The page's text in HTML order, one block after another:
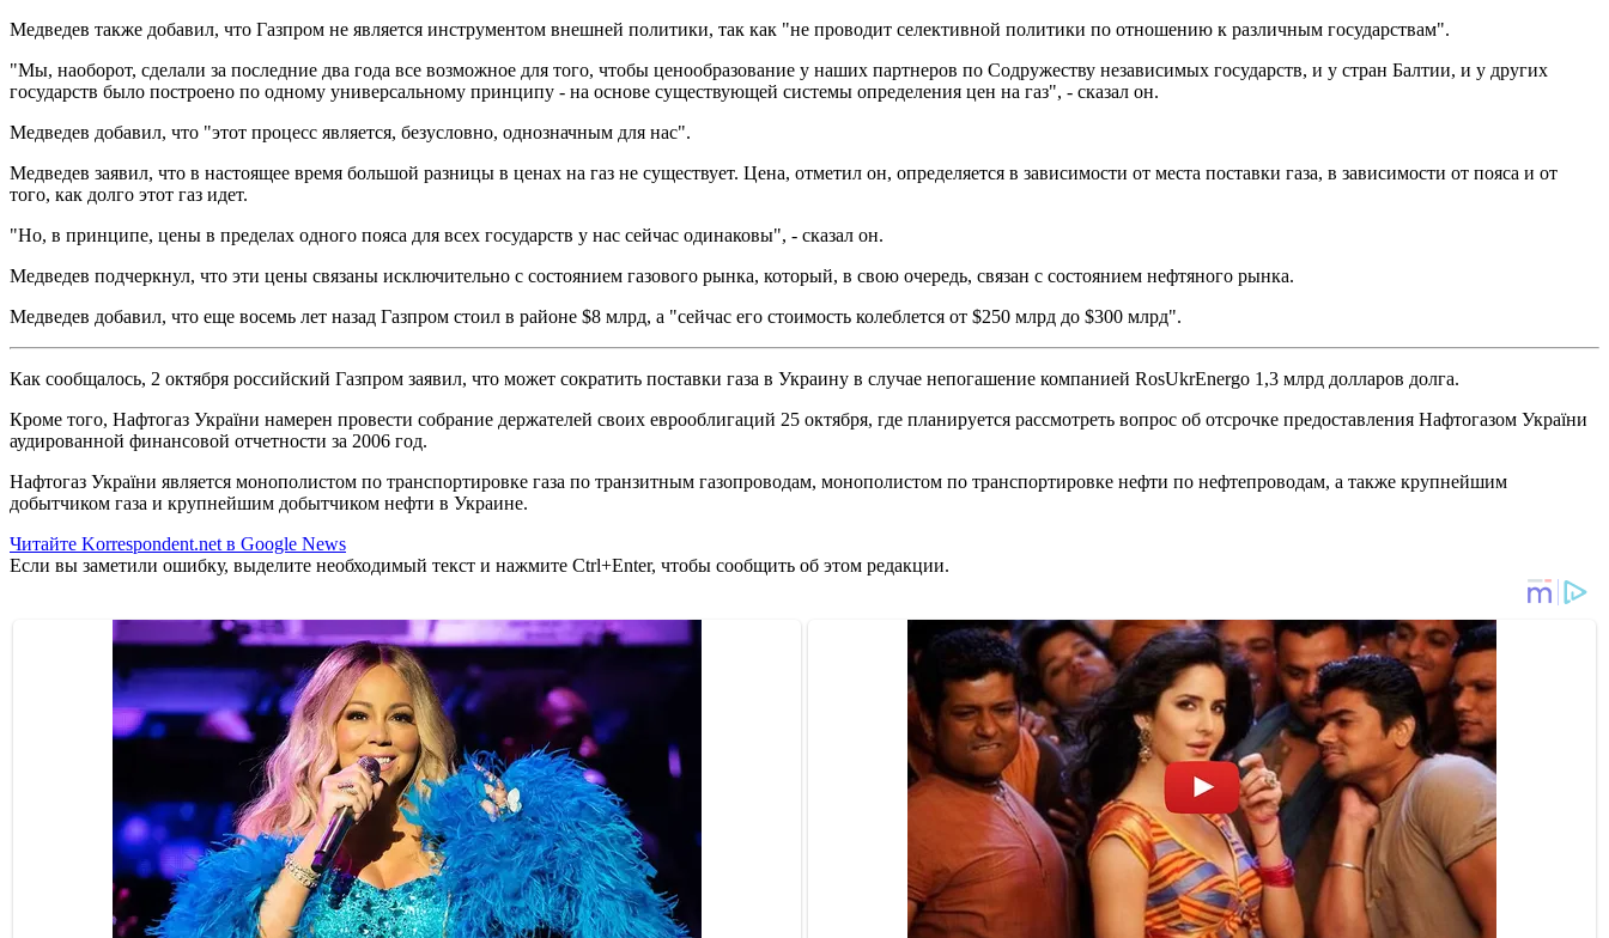
Медведев также добавил, что Газпром не является инструментом внешней политики, так как "не проводит селективной политики по отношению к различным государствам".
"Мы, наоборот, сделали за последние два года все возможное для того, чтобы ценообразование у наших партнеров по Содружеству независимых государств, и у стран Балтии, и у других
государств было построено по одному универсальному принципу - на основе существующей системы определения цен на газ", - сказал он.
Медведев добавил, что "этот процесс является, безусловно, однозначным для нас".
Медведев заявил, что в настоящее время большой разницы в ценах на газ не существует. Цена, отметил он, определяется в зависимости от места поставки газа, в зависимости от пояса и от
того, как долго этот газ идет.
"Но, в принципе, цены в пределах одного пояса для всех государств у нас сейчас одинаковы", - сказал он.
Медведев подчеркнул, что эти цены связаны исключительно с состоянием газового рынка, который, в свою очередь, связан с состоянием нефтяного рынка.
Медведев добавил, что еще восемь лет назад Газпром стоил в районе $8 млрд, а "сейчас его стоимость колеблется от $250 млрд до $300 млрд".
Как сообщалось, 2 октября российский Газпром заявил, что может сократить поставки газа в Украину в случае непогашение компанией RosUkrEnergo 1,3 млрд долларов долга.
Кроме того, Нафтогаз України намерен провести собрание держателей своих еврооблигаций 25 октября, где планируется рассмотреть вопрос об отсрочке предоставления Нафтогазом України
аудированной финансовой отчетности за 2006 год.
Нафтогаз України является монополистом по транспортировке газа по транзитным газопроводам, монополистом по транспортировке нефти по нефтепроводам, а также крупнейшим
добытчиком газа и крупнейшим добытчиком нефти в Украине.
Читайте Korrespondent.net в Google News
Если вы заметили ошибку, выделите необходимый текст и нажмите Ctrl+Enter, чтобы сообщить об этом редакции.